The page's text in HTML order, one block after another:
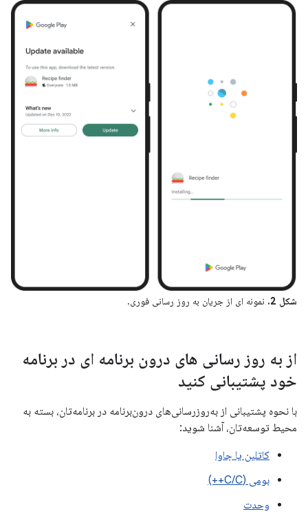
شکل 2. نمونه ای از جریان به روز رسانی فوری.
از به روز رسانی های درون برنامه ای در برنامه
خود پشتیبانی کنید
با نحوه پشتیبانی از به‌روزرسانی‌های درون‌برنامه در برنامه‌تان، بسته به
محیط توسعه‌تان، آشنا شوید:
کاتلین یا جاوا
بومی (C/C++)
وحدت